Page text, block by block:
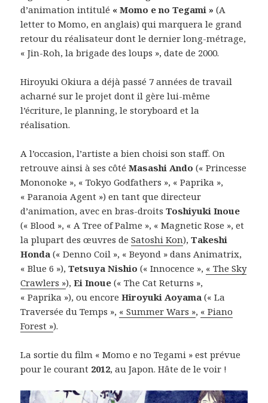
d’animation intitulé « Momo e no Tegami » (A
letter to Momo, en anglais) qui marquera le grand
retour du réalisateur dont le dernier long-métrage,
« Jin-Roh, la brigade des loups », date de 2000.
Hiroyuki Okiura a déjà passé 7 années de travail
acharné sur le projet dont il gère lui-même
l’écriture, le planning, le storyboard et la
réalisation.
A l’occasion, l’artiste a bien choisi son staff. On
retrouve ainsi à ses côtéMasashi Ando (« Princesse
Mononoke », « Tokyo Godfathers », « Paprika »,
« Paranoia Agent ») en tant que directeur
d’animation, avec en bras-droitsToshiyuki Inoue
(« Blood », « A Tree of Palme », « Magnetic Rose », et
la plupart des œuvres deSatoshi Kon),Takeshi
Honda (« Denno Coil », « Beyond » dans Animatrix,
« Blue 6 »),Tetsuya Nishio (« Innocence », « The Sky
Crawlers »),Ei Inoue (« The Cat Returns »,
« Paprika »), ou encoreHiroyuki Aoyama (« La
Traversée du Temps », « Summer Wars », « Piano
Forest »).
La sortie du film « Momo e no Tegami » est prévue
pour le courant 2012, au Japon. Hâte de le voir !